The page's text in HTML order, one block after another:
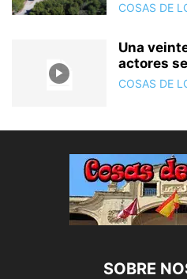
COSAS DE
Una
actores
COSAS DE
SOBRE